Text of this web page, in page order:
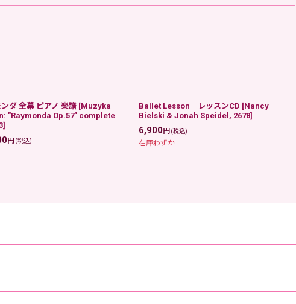
ダ 全幕 ピアノ 楽譜 [Muzyka
"Raymonda Op.57" complete
]
円(税込)
Ballet Lesson レッスンCD [Nancy
Bielski & Jonah Speidel, 2678]
6,900円(税込)
在庫わずか